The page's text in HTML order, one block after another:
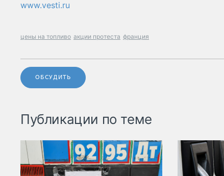
www.vesti.ru
цены на топливо акции протеста франция
ОБСУДИТЬ
Публикации по теме